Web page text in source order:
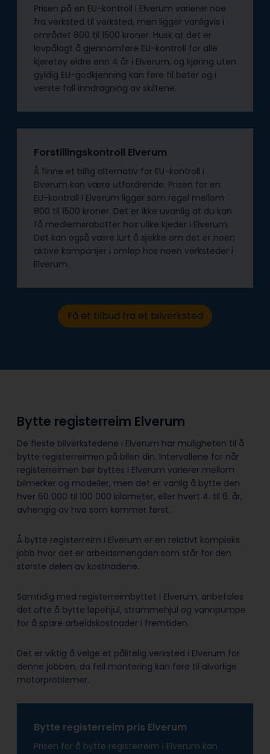
Prisen på en EU-kontroll i Elverum varierer noe
fra verksted til verksted, men ligger vanligvis i
området 800 til 1500 kroner. Husk at det er
lovpålagt å gjennomføre EU-kontroll for alle
kjøretøy eldre enn 4 år i Elverum, og kjøring uten
gyldig EU-godkjenning kan føre til bøter og i
verste fall inndragning av skiltene.
Forstillingskontroll Elverum
Å finne et billig alternativ for EU-kontroll i
Elverum kan være utfordrende. Prisen for en
EU-kontroll i Elverum ligger som regel mellom
800 til 1500 kroner. Det er ikke uvanlig at du kan
få medlemsrabatter hos ulike kjeder i Elverum.
Det kan også være lurt å sjekke om det er noen
aktive kampanjer i omløp hos noen verksteder i
Elverum.
Få et tilbud fra et bilverksted
Bytte registerreim Elverum
De fleste bilverkstedene i Elverum har muligheten til å
bytte registerreimen på bilen din. Intervallene for når
registerreimen bør byttes i Elverum varierer mellom
bilmerker og modeller, men det er vanlig å bytte den
hver 60 000 til 100 000 kilometer, eller hvert 4. til 6. år,
avhengig av hva som kommer først.
Å bytte registerreim i Elverum er en relativt kompleks
jobb hvor det er arbeidsmengden som står for den
største delen av kostnadene.
Samtidig med registerreimbyttet i Elverum, anbefales
det ofte å bytte løpehjul, strammehjul og vannpumpe
for å spare arbeidskostnader i fremtiden.
Det er viktig å velge et pålitelig verksted i Elverum for
denne jobben, da feil montering kan føre til alvorlige
motorproblemer.
Bytte registerreim pris Elverum
Prisen for å bytte registerreim i Elverum kan